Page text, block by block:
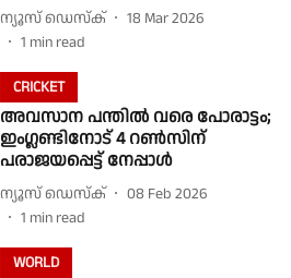
ന്യൂസ് ഡെസ്ക്
18 Mar 2026
1 min read
CRICKET
അവസാന പന്തിൽ വരെ പോരാട്ടം;
ഇംഗ്ലണ്ടിനോട് 4 റൺസിന്
പരാജയപ്പെട്ട് നേപ്പാൾ
ന്യൂസ് ഡെസ്ക്
08 Feb 2026
1 min read
WORLD